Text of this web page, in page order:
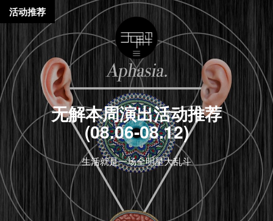
无解本周演出活动推荐
(08.06-08.12)
生活就是一场全明星大乱斗
活动推荐